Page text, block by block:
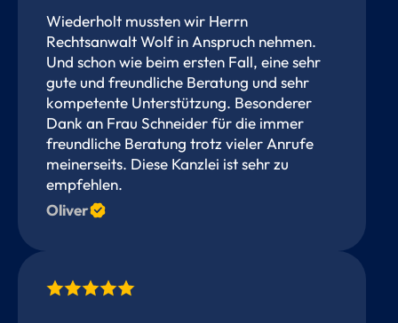
Wiederholt mussten wir Herrn
Rechtsanwalt Wolf in Anspruch nehmen.
Und schon wie beim ersten Fall, eine sehr
gute und freundliche Beratung und sehr
kompetente Unterstützung. Besonderer
Dank an Frau Schneider für die immer
freundliche Beratung trotz vieler Anrufe
meinerseits. Diese Kanzlei ist sehr zu
empfehlen.
Oliver